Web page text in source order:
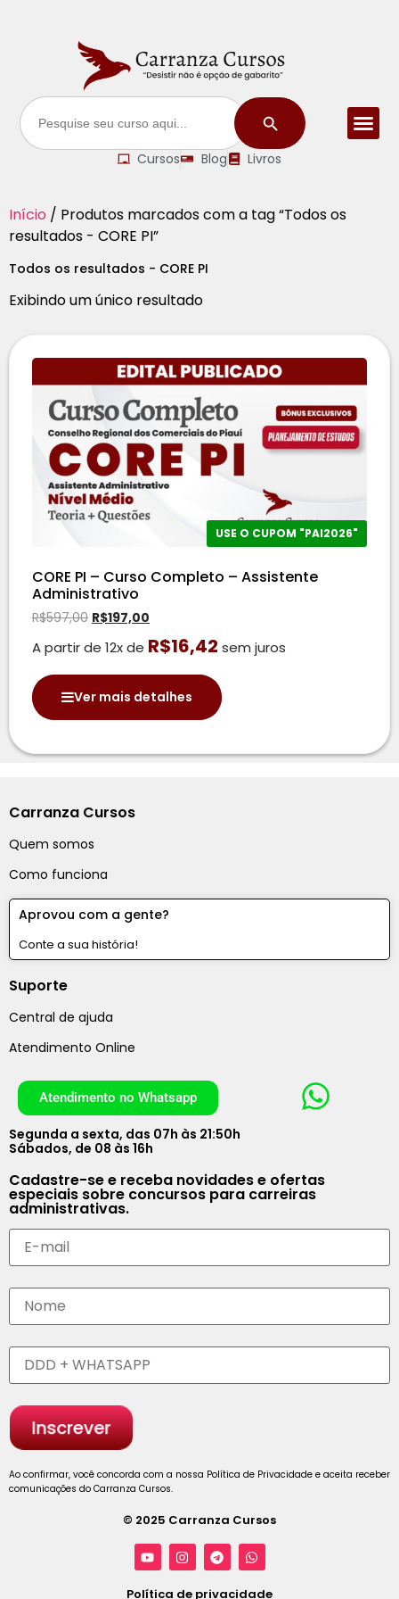
Search
for:
Search Button
Cursos Blog Livros
Início / Produtos marcados com a tag “Todos os
resultados - CORE PI”
Todos os resultados - CORE PI
Exibindo um único resultado
USE O CUPOM "PAI2026"
CORE PI – Curso Completo – Assistente
Administrativo
R$597,00 R$197,00
A partir de 12x de R$16,42 sem juros
Ver mais detalhes
Carranza Cursos
Quem somos
Como funciona
Aprovou com a gente?
Conte a sua história!
Suporte
Central de ajuda
Atendimento Online
Atendimento no Whatsapp
Segunda a sexta, das 07h às 21:50h
Sábados, de 08 às 16h
Cadastre-se e receba novidades e ofertas
especiais sobre concursos para carreiras
administrativas.
Ao confirmar, você concorda com a nossa Política de Privacidade e aceita receber
comunicações do Carranza Cursos.
© 2025 Carranza Cursos
Política de privacidade